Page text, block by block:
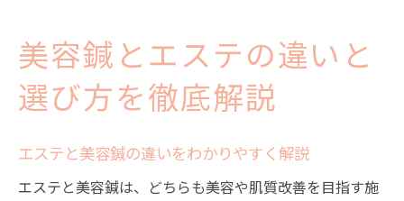
美容鍼とエステの違いと
選び方を徹底解説
エステと美容鍼の違いをわかりやすく解説
エステと美容鍼は、どちらも美容や肌質改善を目指す施